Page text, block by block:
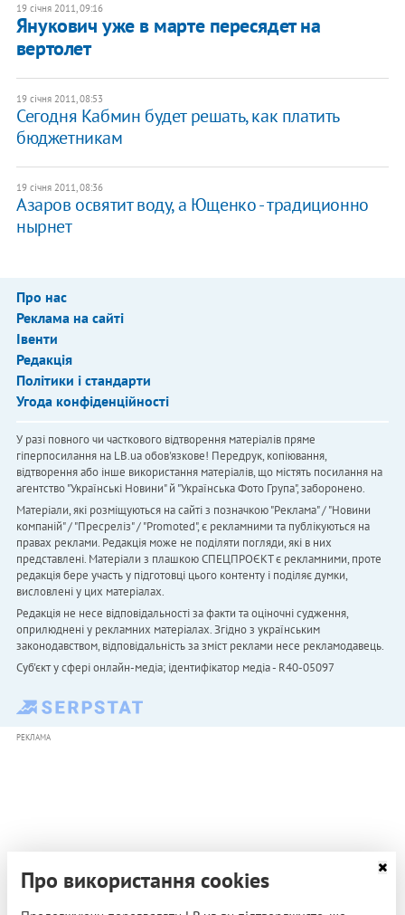
19 січня 2011, 09:16
​Янукович уже в марте пересядет на
вертолет
19 січня 2011, 08:53
​Сегодня Кабмин будет решать, как платить
бюджетникам
19 січня 2011, 08:36
Азаров освятит воду, а Ющенко - традиционно
нырнет
Про нас
Реклама на сайті
Івенти
Редакція
Політики і стандарти
Угода конфіденційності
У разі повного чи часткового відтворення матеріалів пряме
гіперпосилання на LB.ua обов'язкове! Передрук, копіювання,
відтворення або інше використання матеріалів, що містять посилання на
агентство "Українськi Новини" й "Українська Фото Група", заборонено.
Матеріали, які розміщуються на сайті з позначкою "Реклама" / "Новини
компаній" / "Пресреліз" / "Promoted", є рекламними та публікуються на
правах реклами. Редакція може не поділяти погляди, які в них
представлені. Матеріали з плашкою СПЕЦПРОЄКТ є рекламними, проте
редакція бере участь у підготовці цього контенту і поділяє думки,
висловлені у цих матеріалах.
Редакція не несе відповідальності за факти та оціночні судження,
оприлюднені у рекламних матеріалах. Згідно з українським
законодавством, відповідальність за зміст реклами несе рекламодавець.
Cуб'єкт у сфері онлайн-медіа; ідентифікатор медіа - R40-05097
РЕКЛАМА
Про використання cookies